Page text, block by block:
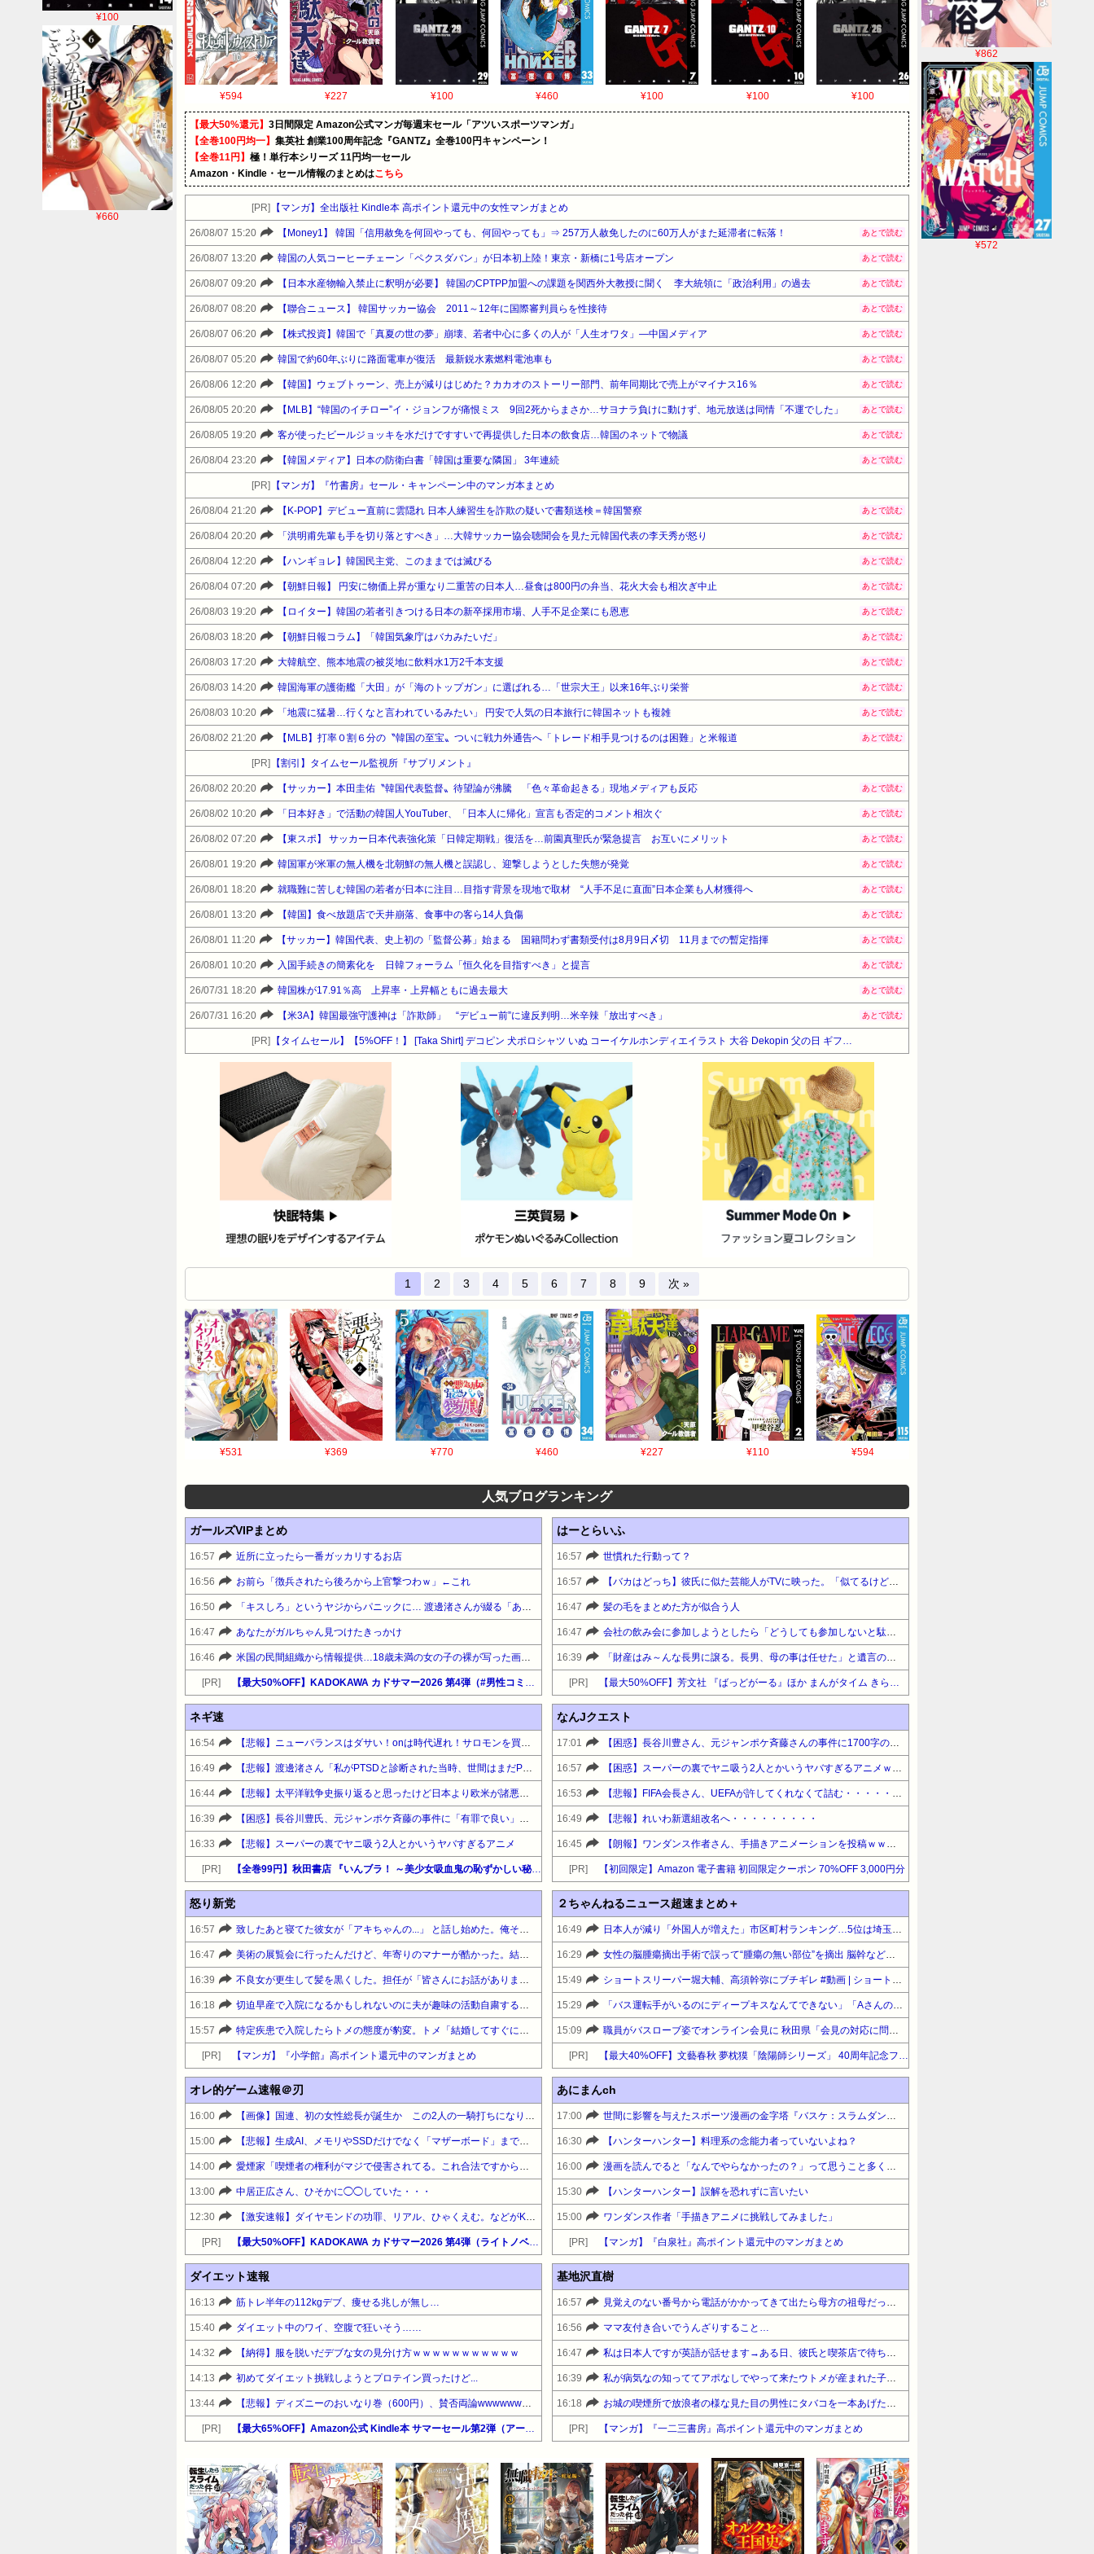
¥862
¥572
¥100
¥660
¥594 ¥227 ¥100 ¥460 ¥100 ¥100 ¥100
【最大50%還元】 3日間限定 Amazon公式マンガ毎週末セール「アツいスポーツマンガ」
【全巻100円均一】 集英社 創業100周年記念『GANTZ』全巻100円キャンペーン！
【全巻11円】 極！単行本シリーズ 11円均一セール
Amazon・Kindle・セール情報のまとめはこちら
[PR] 【マンガ】全出版社 Kindle本 高ポイント還元中の女性マンガまとめ
26/08/07 15:20 【Money1】 韓国「信用赦免を何回やっても、何回やっても」⇒ 257万人赦免したのに60万人がまた延滞者に転落！ あとで読む
26/08/07 13:20 韓国の人気コーヒーチェーン「ペクスダバン」が日本初上陸！東京・新橋に1号店オープン あとで読む
26/08/07 09:20 【日本水産物輸入禁止に釈明が必要】 韓国のCPTPP加盟への課題を関西外大教授に聞く 李大統領に「政治利用」の過去 あとで読む
26/08/07 08:20 【聯合ニュース】 韓国サッカー協会 2011～12年に国際審判員らを性接待 あとで読む
26/08/07 06:20 【株式投資】韓国で「真夏の世の夢」崩壊、若者中心に多くの人が「人生オワタ」―中国メディア あとで読む
26/08/07 05:20 韓国で約60年ぶりに路面電車が復活 最新鋭水素燃料電池車も あとで読む
26/08/06 12:20 【韓国】ウェブトゥーン、売上が減りはじめた？カカオのストーリー部門、前年同期比で売上がマイナス16％ あとで読む
26/08/05 20:20 【MLB】“韓国のイチロー”イ・ジョンフが痛恨ミス 9回2死からまさか…サヨナラ負けに動けず、地元放送は同情「不運でした」 あとで読む
26/08/05 19:20 客が使ったビールジョッキを水だけですすいで再提供した日本の飲食店…韓国のネットで物議 あとで読む
26/08/04 23:20 【韓国メディア】日本の防衛白書「韓国は重要な隣国」 3年連続 あとで読む
[PR] 【マンガ】『竹書房』セール・キャンペーン中のマンガ本まとめ
26/08/04 21:20 【K-POP】デビュー直前に雲隠れ 日本人練習生を詐欺の疑いで書類送検＝韓国警察 あとで読む
26/08/04 20:20 「洪明甫先輩も手を切り落とすべき」…大韓サッカー協会聴聞会を見た元韓国代表の李天秀が怒り あとで読む
26/08/04 12:20 【ハンギョレ】韓国民主党、このままでは滅びる あとで読む
26/08/04 07:20 【朝鮮日報】 円安に物価上昇が重なり二重苦の日本人…昼食は800円の弁当、花火大会も相次ぎ中止 あとで読む
26/08/03 19:20 【ロイター】韓国の若者引きつける日本の新卒採用市場、人手不足企業にも恩恵 あとで読む
26/08/03 18:20 【朝鮮日報コラム】「韓国気象庁はバカみたいだ」 あとで読む
26/08/03 17:20 大韓航空、熊本地震の被災地に飲料水1万2千本支援 あとで読む
26/08/03 14:20 韓国海軍の護衛艦「大田」が「海のトップガン」に選ばれる…「世宗大王」以来16年ぶり栄誉 あとで読む
26/08/03 10:20 「地震に猛暑…行くなと言われているみたい」 円安で人気の日本旅行に韓国ネットも複雑 あとで読む
26/08/02 21:20 【MLB】打率０割６分の〝韓国の至宝〟ついに戦力外通告へ「トレード相手見つけるのは困難」と米報道 あとで読む
[PR] 【割引】タイムセール監視所『サプリメント』
26/08/02 20:20 【サッカー】本田圭佑〝韓国代表監督〟待望論が沸騰 「色々革命起きる」現地メディアも反応 あとで読む
26/08/02 10:20 「日本好き」で活動の韓国人YouTuber、「日本人に帰化」宣言も否定的コメント相次ぐ あとで読む
26/08/02 07:20 【東スポ】 サッカー日本代表強化策「日韓定期戦」復活を…前園真聖氏が緊急提言 お互いにメリット あとで読む
26/08/01 19:20 韓国軍が米軍の無人機を北朝鮮の無人機と誤認し、迎撃しようとした失態が発覚 あとで読む
26/08/01 18:20 就職難に苦しむ韓国の若者が日本に注目…目指す背景を現地で取材 “人手不足に直面”日本企業も人材獲得へ あとで読む
26/08/01 13:20 【韓国】食べ放題店で天井崩落、食事中の客ら14人負傷 あとで読む
26/08/01 11:20 【サッカー】韓国代表、史上初の「監督公募」始まる 国籍問わず書類受付は8月9日〆切 11月までの暫定指揮 あとで読む
26/08/01 10:20 入国手続きの簡素化を 日韓フォーラム「恒久化を目指すべき」と提言 あとで読む
26/07/31 18:20 韓国株が17.91％高 上昇率・上昇幅ともに過去最大 あとで読む
26/07/31 16:20 【米3A】韓国最強守護神は「詐欺師」 “デビュー前”に違反判明…米辛辣「放出すべき」 あとで読む
[PR] 【タイムセール】【5%OFF！】 [Taka Shirt] デコピン 犬ポロシャツ いぬ コーイケルホンディエイラスト 大谷 Dekopin 父の日 ギフト (S, 赤)
1 2 3 4 5 6 7 8 9 次 »
¥531 ¥369 ¥770 ¥460 ¥227 ¥110 ¥594
人気ブログランキング
ガールズVIPまとめ
16:57 近所に立ったら一番ガッカリするお店
16:56 お前ら「徴兵されたら後ろから上官撃つわｗ」←これ
16:50 「キスしろ」というヤジからパニックに… 渡邊渚さんが綴る「ある番組収録中に起こったフラッシュバック」
16:47 あなたがガルちゃん見つけたきっかけ
16:46 米国の民間組織から情報提供…18歳未満の女の子の裸が写った画像を所持か 小学校講師の38歳男を逮捕
[PR] 【最大50%OFF】KADOKAWA カドサマー2026 第4弾（#男性コミック）『今夜コインランドリーで逢いましょう』他
はーとらいふ
16:57 世慣れた行動って？
16:57 【バカはどっち】彼氏に似た芸能人がTVに映った。「似てるけど芸能人の方が格好いい」と言ったら彼氏大激怒。…馬鹿な男！
16:47 髪の毛をまとめた方が似合う人
16:47 会社の飲み会に参加しようとしたら「どうしても参加しないと駄目なのか」と旦那に渋られた。ブサタを指摘したら「飲みも仕事のうち」だって
16:39 「財産はみ～んな長男に譲る。長男、母の事は任せた」と遺言のこし父他界→母は足が不自由に。すると…長男「施設に入れるから次男、費用分担しろ！俺に従え」
[PR] 【最大50%OFF】芳文社 『ばっどがーる』ほか まんがタイム きらら7月新刊&学園マンガ特集
ネギ速
16:54 【悲報】ニューバランスはダサい！onは時代遅れ！サロモンを買え！って言われたから買ったんやが
16:49 【悲報】渡邊渚さん「私がPTSDと診断された当時、世間はまだPTSDという言葉は浸透されていませんでした」
16:44 【悲報】太平洋戦争史振り返ると思ったけど日本より欧米が諸悪の根源やん
16:39 【困惑】長谷川豊氏、元ジャンポケ斉藤の事件に「有罪で良い」「実刑まで出すのが妥当なのかなー」
16:33 【悲報】スーパーの裏でヤニ吸う2人とかいうヤバすぎるアニメ
[PR] 【全巻99円】秋田書店 『いんブラ！ ～美少女吸血鬼の恥ずかしい秘密～』『Gran Familia』ババンババンバンバンパイア最新巻発売記念吸血鬼セール！
なんJクエスト
17:01 【困惑】長谷川豊さん、元ジャンポケ斉藤さんの事件に1700字の長文私見・・・・・・・・・
16:57 【困惑】スーパーの裏でヤニ吸う2人とかいうヤバすぎるアニメｗｗｗｗｗｗｗｗｗｗ
16:53 【悲報】FIFA会長さん、UEFAが許してくれなくて詰む・・・・・・・・・
16:49 【悲報】れいわ新選組改名へ・・・・・・・・・
16:45 【朗報】ワンダンス作者さん、手描きアニメーションを投稿ｗｗｗｗｗｗｗｗｗｗ
[PR] 【初回限定】Amazon 電子書籍 初回限定クーポン 70%OFF 3,000円分
怒り新党
16:57 致したあと寝てた彼女が「アキちゃんの...」 と話し始めた。俺その時彼女の体をさわる。すると「アキちゃんのパパやらしいってアキちゃんに言いつけるわよ」え？ア
16:47 美術の展覧会に行ったんだけど、年寄りのマナーが酷かった。結構な声量で絵に関係なくどこの誰がどーのこーのと世間話や噂話
16:39 不良女が更生して髪を黒くした。担任が「皆さんにお話があります」と自分の実績について語り出し、不良女は真っ青！→翌日、更生したはずの女は…
16:18 切迫早産で入院になるかもしれないのに夫が趣味の活動自粛する気がなく、周りには「妻の頭おかしくなって活動反対されてるから当日も参加できないかも」って言ってる
15:57 特定疾患で入院したらトメの態度が豹変。トメ「結婚してすぐに入院だなんて役立たずが」とお見舞いにきては暴言連発→ある出来事をキッカケに別居までいきスカッ
[PR] 【マンガ】『小学館』高ポイント還元中のマンガまとめ
２ちゃんねるニュース超速まとめ＋
16:49 日本人が減り「外国人が増えた」市区町村ランキング…5位は埼玉県川口市、4位京都市、ではトップ3は？ #人口 | 大阪は日本の痰壺
16:29 女性の脳腫瘍摘出手術で誤って“腫瘍の無い部位”を摘出 脳幹など損傷受け“植物状態”に 京大病院 #京都
15:49 ショートスリーパー堀大輔、高須幹弥にブチギレ #動画 | ショートスリーパーである事を証明するために7日連続24時間配信を決行
15:29 「バス運転手がいるのにディープキスなんてできない」「Aさんの供述には矛盾点」元ジャンポケ斉藤慎二側が主張した「同意があった」理由
15:09 職員がバスローブ姿でオンライン会見に 秋田県「会見の対応に問題があった」
[PR] 【最大40%OFF】文藝春秋 夢枕獏「陰陽師シリーズ」 40周年記念フェア
オレ的ゲーム速報＠刃
16:00 【画像】国連、初の女性総長が誕生か この2人の一騎打ちになりそう
15:00 【悲報】生成AI、メモリやSSDだけでなく「マザーボード」まで値上げさせてしまいそう
14:00 愛煙家「喫煙者の権利がマジで侵害されてる。これ合法ですから。いくら税金を我々が払ってるんだと。副流煙もクソもあるのかな」
13:00 中居正広さん、ひそかに◯◯していた・・・
12:30 【激安速報】ダイヤモンドの功罪、リアル、ひゃくえむ。などがKindleで実質半額に！ついに完結、新テニスの王子様などのスポーツ漫画セール！
[PR] 【最大50%OFF】KADOKAWA カドサマー2026 第4弾（ライトノベル）『全滅エンドを死に物狂いで回避した。パーティが病んだ。』他
あにまんch
17:00 世間に影響を与えたスポーツ漫画の金字塔『バスケ：スラムダンク』『サッカー ：キャプテン翼』『卓球 ：ピンポン』
16:30 【ハンターハンター】料理系の念能力者っていないよね？
16:00 漫画を読んでると「なんでやらなかったの？」って思うこと多くない？
15:30 【ハンターハンター】誤解を恐れずに言いたい
15:00 ワンダンス作者「手描きアニメに挑戦してみました」
[PR] 【マンガ】『白泉社』高ポイント還元中のマンガまとめ
ダイエット速報
16:13 筋トレ半年の112kgデブ、痩せる兆しが無し…
15:40 ダイエット中のワイ、空腹で狂いそう……
14:32 【納得】服を脱いだデブな女の見分け方ｗｗｗｗｗｗｗｗｗｗｗ
14:13 初めてダイエット挑戦しようとプロテイン買ったけど...
13:44 【悲報】ディズニーのおいなり巻（600円）、賛否両論wwwwwwwwwwww
[PR] 【最大65%OFF】Amazon公式 Kindle本 サマーセール第2弾（アート・建築・デザイン）『なるほどデザイン』他
基地沢直樹
16:57 見覚えのない番号から電話がかかってきて出たら母方の祖母だった。しかし後日祖母の携帯にメールしてみると、そんな電話はしていないという
16:56 ママ友付き合いでうんざりすること…
16:47 私は日本人ですが英語が話せます→ある日、彼氏と喫茶店で待ち合わせをしフラペチーノを頼み私は、窓際の2人用席に座りましたがすぐに後悔した。隣の白人カルがテーブ
16:39 私が病気なの知っててアポなしでやって来たウトメが産まれた子供を見に来る。「お昼はお惣菜でいいわ」なんて言われたけど来てほしくない
16:18 お城の喫煙所で放浪者の様な見た目の男性にタバコを一本あげたらすごく気持ち悪いことになった
[PR] 【マンガ】『一二三書房』高ポイント還元中のマンガまとめ